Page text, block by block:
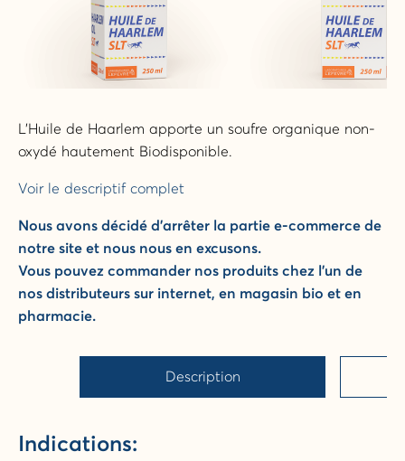
L'Huile de Haarlem apporte un soufre organique non-
oxydé hautement Biodisponible.
Voir le descriptif complet
Nous avons décidé d'arrêter la partie e-commerce de
notre site et nous nous en excusons.
Vous pouvez commander nos produits chez l'un de
nos distributeurs sur internet, en magasin bio et en
pharmacie.
Description
Indications: